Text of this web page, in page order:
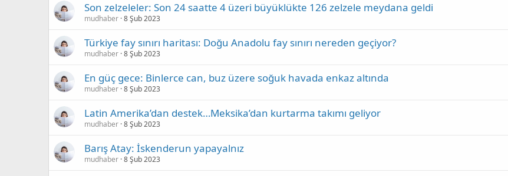
Son zelzeleler: Son 24 saatte 4 üzeri büyüklükte 126 zelzele meydana geldi
mudhaber 8 Şub 2023
Türkiye fay sınırı haritası: Doğu Anadolu fay sınırı nereden geçiyor?
mudhaber 8 Şub 2023
En güç gece: Binlerce can, buz üzere soğuk havada enkaz altında
mudhaber 8 Şub 2023
Latin Amerika’dan destek…Meksika’dan kurtarma takımı geliyor
mudhaber 8 Şub 2023
Barış Atay: İskenderun yapayalnız
mudhaber 8 Şub 2023